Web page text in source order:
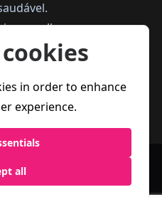
joga melhor.
de
in order to enhance
experience.
all